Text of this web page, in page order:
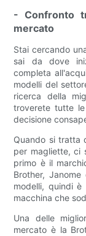
- Confronto
mercato
Stai cercando
sai da dove
completa
modelli del
ricerca della
troverete tutte le
decisione
Quando si tratta
per magliette, ci
primo è il
Brother,
modelli, quindi
macchina che
Una delle
mercato è la